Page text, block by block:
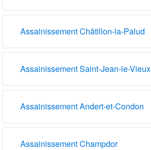
Assainissement Châtillon-la-Palud
Assainissement Saint-Jean-le-Vieux
Assainissement Andert-et-Condon
Assainissement Champdor